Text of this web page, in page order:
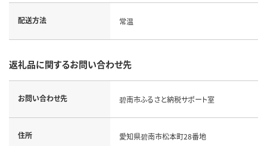
配送方法 常温
返礼品に関するお問い合わせ先
お問い合わせ先 碧南市ふるさと納税サポート室
住所 愛知県碧南市松本町28番地